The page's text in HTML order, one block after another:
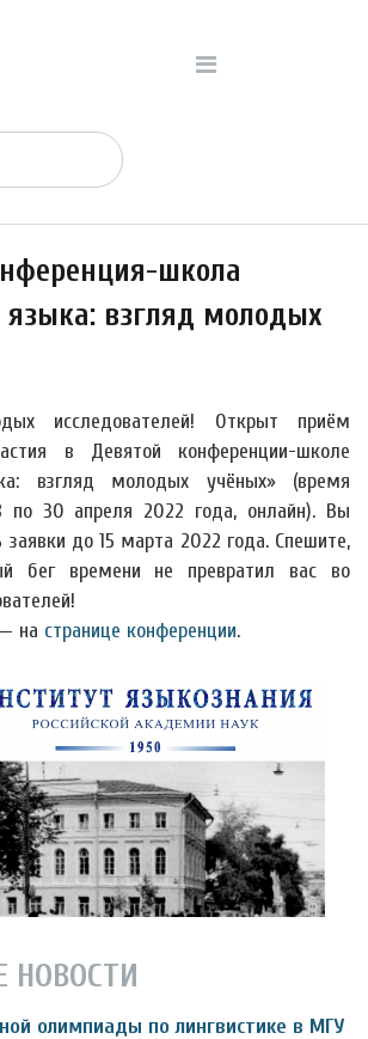
школа
взгляд молодых
исследователей! Открыт приём
в Девятой конференции-школе
взгляд молодых учёных» (время
по 30 апреля 2022 года, онлайн). Вы
до 15 марта 2022 года. Спешите,
бег времени не превратил вас во
на странице конференции.
НОВОСТИ
олимпиады по лингвистике в МГУ